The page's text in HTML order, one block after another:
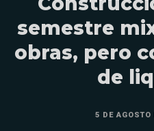
semestre
obras, pero
de
5 DE